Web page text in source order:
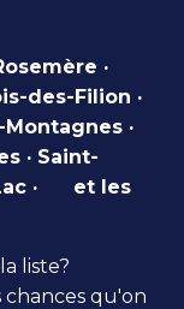
·
des-Filion ·
Montagnes ·
· Saint-
· et les
liste?
qu'on